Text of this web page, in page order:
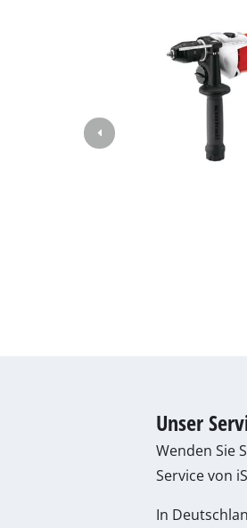
Unser
Wenden Sie
Service von
In